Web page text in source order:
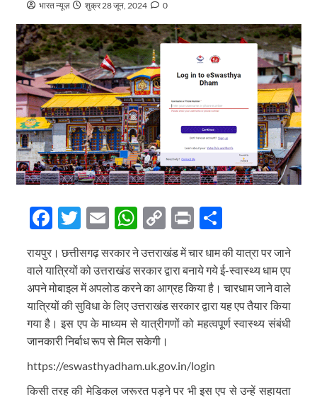
भारत न्यूज़ शुक्र 28 जून, 2024 0
Facebook
Twitter
EmailWhatsApp
Copy
Link
PrintShare
रायपुर। छत्तीसगढ़ सरकार ने उत्तराखंड में चार धाम की यात्रा पर जाने
वाले यात्रियों को उत्तराखंड सरकार द्वारा बनाये गये ई-स्वास्थ्य धाम एप
अपने मोबाइल में अपलोड करने का आग्रह किया है। चारधाम जाने वाले
यात्रियों की सुविधा के लिए उत्तराखंड सरकार द्वारा यह एप तैयार किया
गया है। इस एप के माध्यम से यात्रीगणों को महत्वपूर्ण स्वास्थ्य संबंधी
जानकारी निर्बाध रूप से मिल सकेगी।
https://eswasthyadham.uk.gov.in/login
किसी तरह की मेडिकल जरूरत पड़ने पर भी इस एप से उन्हें सहायता